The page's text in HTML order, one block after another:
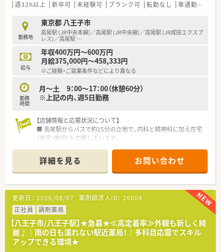
週32h以上 新卒可 未経験可 ブランク可 転勤なし 車通勤可
勤務地
東京都 八王子市
高尾駅 (JR中央本線)／高尾駅 (JR中央線)／高尾駅 (JR成田エクスプ
レス)／高尾駅 …
給与
年収400万円～600万円
月給375,000円～458,333円
※ご経験・ご就業条件などにより異なる
勤務
時間
月～土 9：00～17：00（休憩60分）
※上記の内、週5日勤務
【店舗情報と応需状況について】
■ 高尾駅からバスで約15分の立地で、内科と精神科に加え在宅
（居宅・施設）を応需しています。
常に多忙な店舗です。
■ 薬剤師は常勤9名、パート4名、事務員は常勤3名、パート6名で
協力し合って業務を行っています。
【法人特徴について】
■ 八王子市内で複数店舗を展開しており、地域に根差した薬局
運営を行っているグループです。
■ 地域連携薬局および健康サポート薬局の認定を取得し、国の
指針に沿った薬局作りを進めています。
■ 八王子薬剤師会に所属し、高尾地区を活性化させるための地
域連携を積極的に強化しています。
詳細を見る お問い合わせ
更新日： 2026/08/07 薬剤師求人ID： 26004
正社員
調剤薬局
【八王子市/八王子駅】★急募★≪高定着率≫外観も新しく綺
麗♪｜雨の日も濡れない駅近薬局！｜多科目応需でスキル
アップできる環境★